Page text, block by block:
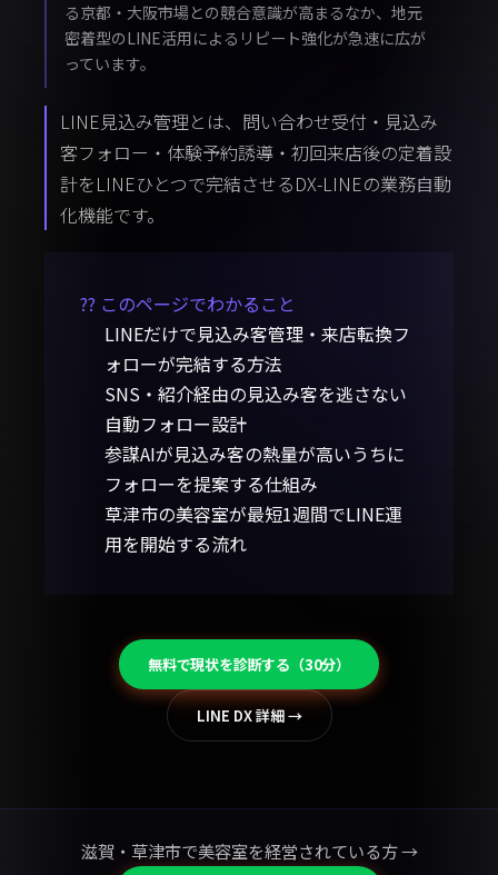
る京都・大阪市場との競合意識が高まるなか、地元
密着型のLINE活用によるリピート強化が急速に広が
っています。
LINE見込み管理とは、問い合わせ受付・見込み
客フォロー・体験予約誘導・初回来店後の定着設
計をLINEひとつで完結させるDX-LINEの業務自動
化機能です。
?? このページでわかること
LINEだけで見込み客管理・来店転換フ
ォローが完結する方法
SNS・紹介経由の見込み客を逃さない
自動フォロー設計
参謀AIが見込み客の熱量が高いうちに
フォローを提案する仕組み
草津市の美容室が最短1週間でLINE運
用を開始する流れ
無料で現状を診断する（30分）
LINE DX 詳細 →
滋賀・草津市で美容室を経営されている方 →